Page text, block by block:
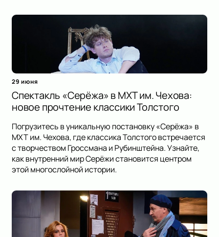
29 июня
Спектакль «Серёжа» в МХТ им. Чехова:
новое прочтение классики Толстого
Погрузитесь в уникальную постановку «Серёжа» в
МХТ им. Чехова, где классика Толстого встречается
с творчеством Гроссмана и Рубинштейна. Узнайте,
как внутренний мир Серёжи становится центром
этой многослойной истории.